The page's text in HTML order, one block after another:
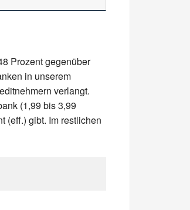
Prozent gegenüber
in unserem
verlangt.
(1,99 bis 3,99
(eff.) gibt. Im restlichen